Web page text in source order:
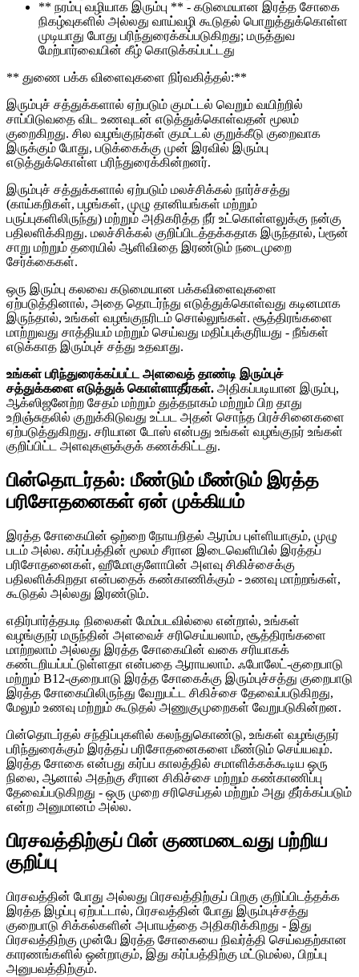
** நரம்பு வழியாக இரும்பு ** - கடுமையான இரத்த சோகை
நிகழ்வுகளில் அல்லது வாய்வழி கூடுதல் பொறுத்துக்கொள்ள
முடியாது போது பரிந்துரைக்கப்படுகிறது; மருத்துவ
மேற்பார்வையின் கீழ் கொடுக்கப்பட்டது
** துணை பக்க விளைவுகளை நிர்வகித்தல்:**
இரும்புச் சத்துக்களால் ஏற்படும் குமட்டல் வெறும் வயிற்றில்
சாப்பிடுவதை விட உணவுடன் எடுத்துக்கொள்வதன் மூலம்
குறைகிறது. சில வழங்குநர்கள் குமட்டல் குறுக்கீடு குறைவாக
இருக்கும் போது, ​​படுக்கைக்கு முன் இரவில் இரும்பு
எடுத்துக்கொள்ள பரிந்துரைக்கின்றனர்.
இரும்புச் சத்துக்களால் ஏற்படும் மலச்சிக்கல் நார்ச்சத்து
(காய்கறிகள், பழங்கள், முழு தானியங்கள் மற்றும்
பருப்புகளிலிருந்து) மற்றும் அதிகரித்த நீர் உட்கொள்ளலுக்கு நன்கு
பதிலளிக்கிறது. மலச்சிக்கல் குறிப்பிடத்தக்கதாக இருந்தால், ப்ரூன்
சாறு மற்றும் தரையில் ஆளிவிதை இரண்டும் நடைமுறை
சேர்க்கைகள்.
ஒரு இரும்பு கலவை கடுமையான பக்கவிளைவுகளை
ஏற்படுத்தினால், அதை தொடர்ந்து எடுத்துக்கொள்வது கடினமாக
இருந்தால், உங்கள் வழங்குநரிடம் சொல்லுங்கள். சூத்திரங்களை
மாற்றுவது சாத்தியம் மற்றும் செய்வது மதிப்புக்குரியது - நீங்கள்
எடுக்காத இரும்புச் சத்து உதவாது.
உங்கள் பரிந்துரைக்கப்பட்ட அளவைத் தாண்டி இரும்புச்
சத்துக்களை எடுத்துக் கொள்ளாதீர்கள். அதிகப்படியான இரும்பு,
ஆக்ஸிஜனேற்ற சேதம் மற்றும் துத்தநாகம் மற்றும் பிற தாது
உறிஞ்சுதலில் குறுக்கிடுவது உட்பட அதன் சொந்த பிரச்சினைகளை
ஏற்படுத்துகிறது. சரியான டோஸ் என்பது உங்கள் வழங்குநர் உங்கள்
குறிப்பிட்ட அளவுகளுக்குக் கணக்கிட்டது.
பின்தொடர்தல்: மீண்டும் மீண்டும் இரத்த
பரிசோதனைகள் ஏன் முக்கியம்
இரத்த சோகையின் ஒற்றை நோயறிதல் ஆரம்ப புள்ளியாகும், முழு
படம் அல்ல. கர்ப்பத்தின் மூலம் சீரான இடைவெளியில் இரத்தப்
பரிசோதனைகள், ஹீமோகுளோபின் அளவு சிகிச்சைக்கு
பதிலளிக்கிறதா என்பதைக் கண்காணிக்கும் - உணவு மாற்றங்கள்,
கூடுதல் அல்லது இரண்டும்.
எதிர்பார்த்தபடி நிலைகள் மேம்படவில்லை என்றால், உங்கள்
வழங்குநர் மருந்தின் அளவைச் சரிசெய்யலாம், சூத்திரங்களை
மாற்றலாம் அல்லது இரத்த சோகையின் வகை சரியாகக்
கண்டறியப்பட்டுள்ளதா என்பதை ஆராயலாம். ஃபோலேட்-குறைபாடு
மற்றும் B12-குறைபாடு இரத்த சோகைக்கு இரும்புச்சத்து குறைபாடு
இரத்த சோகையிலிருந்து வேறுபட்ட சிகிச்சை தேவைப்படுகிறது,
மேலும் உணவு மற்றும் கூடுதல் அணுகுமுறைகள் வேறுபடுகின்றன.
பின்தொடர்தல் சந்திப்புகளில் கலந்துகொண்டு, உங்கள் வழங்குநர்
பரிந்துரைக்கும் இரத்தப் பரிசோதனைகளை மீண்டும் செய்யவும்.
இரத்த சோகை என்பது கர்ப்ப காலத்தில் சமாளிக்கக்கூடிய ஒரு
நிலை, ஆனால் அதற்கு சீரான சிகிச்சை மற்றும் கண்காணிப்பு
தேவைப்படுகிறது - ஒரு முறை சரிசெய்தல் மற்றும் அது தீர்க்கப்படும்
என்ற அனுமானம் அல்ல.
பிரசவத்திற்குப் பின் குணமடைவது பற்றிய
குறிப்பு
பிரசவத்தின் போது அல்லது பிரசவத்திற்குப் பிறகு குறிப்பிடத்தக்க
இரத்த இழப்பு ஏற்பட்டால், பிரசவத்தின் போது இரும்புச்சத்து
குறைபாடு சிக்கல்களின் அபாயத்தை அதிகரிக்கிறது - இது
பிரசவத்திற்கு முன்பே இரத்த சோகையை நிவர்த்தி செய்வதற்கான
காரணங்களில் ஒன்றாகும், இது கர்ப்பத்திற்கு மட்டுமல்ல, பிறப்பு
அனுபவத்திற்கும்.